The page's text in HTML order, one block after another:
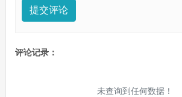
提交评论
评论记录：
未查询到任何数据！